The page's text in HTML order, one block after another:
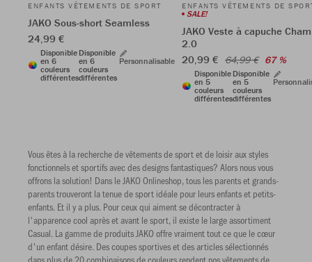
ENFANTS VÊTEMENTS DE SPORT
JAKO Sous-short Seamless
24,99 €
Disponible
en 6
couleurs
différentes
Disponible
en 6
couleurs
différentes
Personnalisable
ENFANTS VÊTEMENTS DE
SALE!
JAKO Veste à capuche
2.0
20,99 € 64,99 € 67 %
Disponible
en 5
couleurs
différentes
Disponible
en 5
couleurs
différentes
Vous êtes à la recherche de vêtements de sport et de loisir aux styles
fonctionnels et sportifs avec des designs fantastiques? Alors nous vous
offrons la solution! Dans le JAKO Onlineshop, tous les parents et grands-
parents trouveront la tenue de sport idéale pour leurs enfants et petits-
enfants. Et il y a plus. Pour ceux qui aiment se décontracter à
l'apparence cool après et avant le sport, il existe le large assortiment
Casual. La gamme de produits JAKO offre vraiment tout ce que le cœur
d'un enfant désire. Des coupes sportives et des articles sélectionnés